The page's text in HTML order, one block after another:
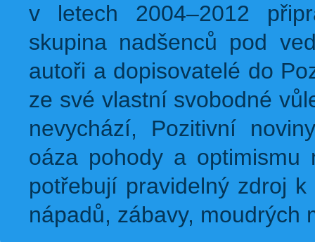
v letech 2004–2012
skupina nadšenců pod
autoři a dopisovatelé do
ze své vlastní svobodné
nevychází, Pozitivní
oáza pohody a
potřebují pravidelný zdroj
nápadů, zábavy, moudrých